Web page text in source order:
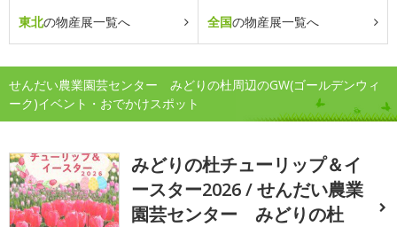
東北の物産展一覧へ 全国の物産展一覧へ
せんだい農業園芸センター みどりの杜周辺のGW(ゴールデンウィ
ーク)イベント・おでかけスポット
みどりの杜チューリップ＆イ
ースター2026 / せんだい農業
園芸センター みどりの杜